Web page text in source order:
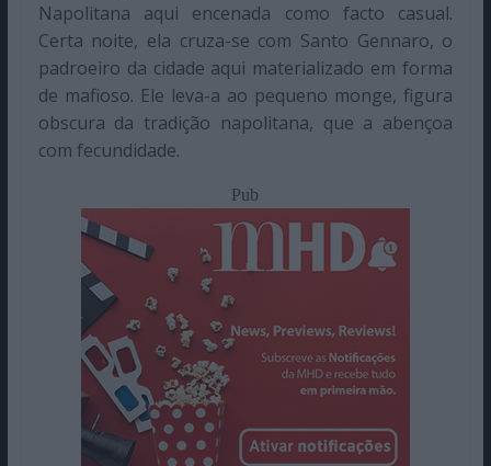
Napolitana aqui encenada como facto casual.
Certa noite, ela cruza-se com Santo Gennaro, o
padroeiro da cidade aqui materializado em forma
de mafioso. Ele leva-a ao pequeno monge, figura
obscura da tradição napolitana, que a abençoa
com fecundidade.
Pub